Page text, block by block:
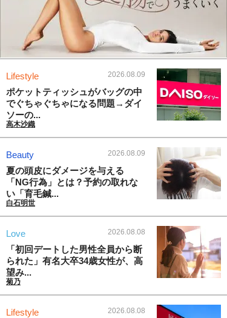
Lifestyle 2026.08.09
ポケットティッシュがバッグの中
でぐちゃぐちゃになる問題→ダイ
ソーの...
高木沙織
Beauty 2026.08.09
夏の頭皮にダメージを与える
「NG行為」とは？予約の取れな
い「育毛鍼...
白石明世
Love 2026.08.08
「初回デートした男性全員から断
られた」有名大卒34歳女性が、高
望み...
菊乃
Lifestyle 2026.08.08